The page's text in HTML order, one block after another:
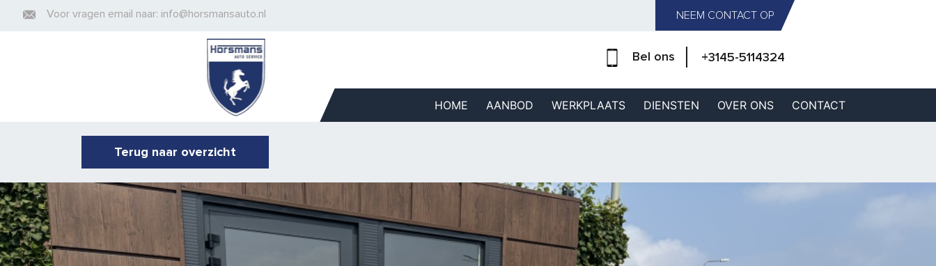
Voor vragen email naar: info@horsmansauto.nl NEEM CONTACT OP
Bel ons +3145-5114324
HOME AANBOD WERKPLAATS DIENSTEN OVER ONS CONTACT
Terug naar overzicht